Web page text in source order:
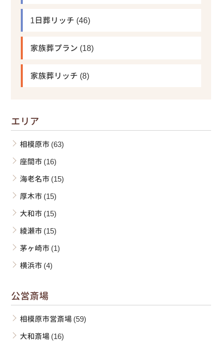
1日葬リッチ (46)
家族葬プラン (18)
家族葬リッチ (8)
エリア
相模原市 (63)
座間市 (16)
海老名市 (15)
厚木市 (15)
大和市 (15)
綾瀬市 (15)
茅ヶ崎市 (1)
横浜市 (4)
公営斎場
相模原市営斎場(59)
大和斎場(16)